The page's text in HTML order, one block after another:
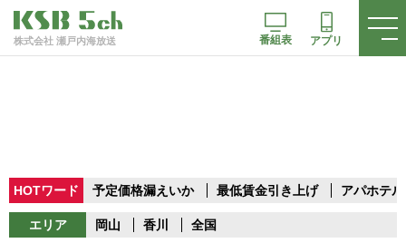
株式会社 瀬戸内海放送 番組表 アプリ
HOTワード 予定価格漏えいか 最低賃金引き上げ アパホテル
エリア 岡山 香川 全国